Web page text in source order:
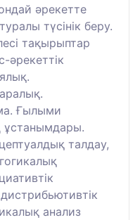
әрекетте
түсінік беру.
тақырыптар
әрекеттік
Ғылыми
ұстанымдары.
талдау,
анализ